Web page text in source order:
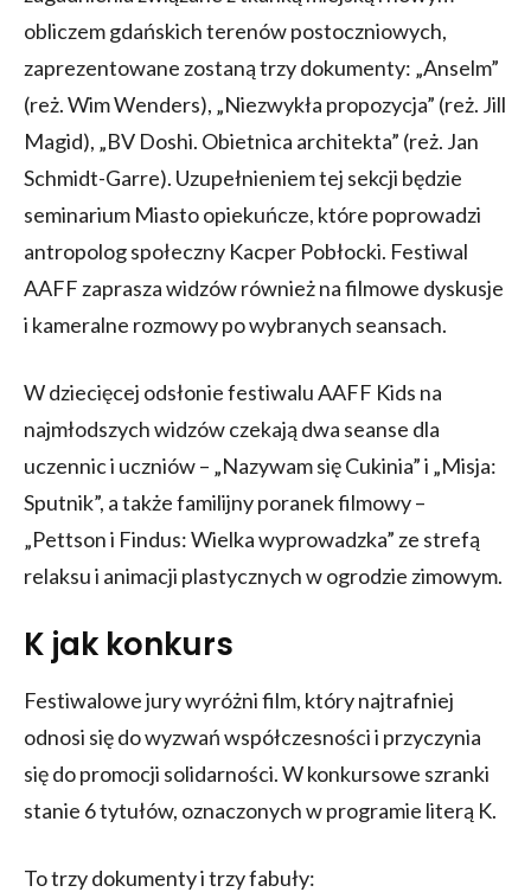
obliczem gdańskich terenów postoczniowych,
zaprezentowane zostaną trzy dokumenty: „Anselm”
(reż. Wim Wenders), „Niezwykła propozycja” (reż. Jill
Magid), „BV Doshi. Obietnica architekta” (reż. Jan
Schmidt-Garre). Uzupełnieniem tej sekcji będzie
seminarium Miasto opiekuńcze, które poprowadzi
antropolog społeczny Kacper Pobłocki. Festiwal
AAFF zaprasza widzów również na filmowe dyskusje
i kameralne rozmowy po wybranych seansach.
W dziecięcej odsłonie festiwalu AAFF Kids na
najmłodszych widzów czekają dwa seanse dla
uczennic i uczniów – „Nazywam się Cukinia” i „Misja:
Sputnik”, a także familijny poranek filmowy –
„Pettson i Findus: Wielka wyprowadzka” ze strefą
relaksu i animacji plastycznych w ogrodzie zimowym.
K jak konkurs
Festiwalowe jury wyróżni film, który najtrafniej
odnosi się do wyzwań współczesności i przyczynia
się do promocji solidarności. W konkursowe szranki
stanie 6 tytułów, oznaczonych w programie literą K.
To trzy dokumenty i trzy fabuły: